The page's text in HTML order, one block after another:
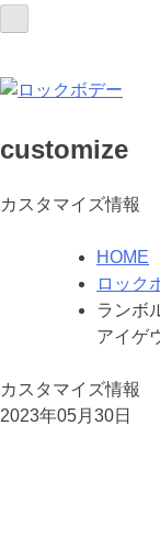
customize
カスタマイズ情報
HOME
ロック
ランボ
アイゲ
カスタマイズ情報
2023年05月30日